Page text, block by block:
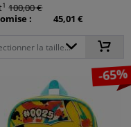
1 100,00 €
:
45,01 €
la taille...
-65%